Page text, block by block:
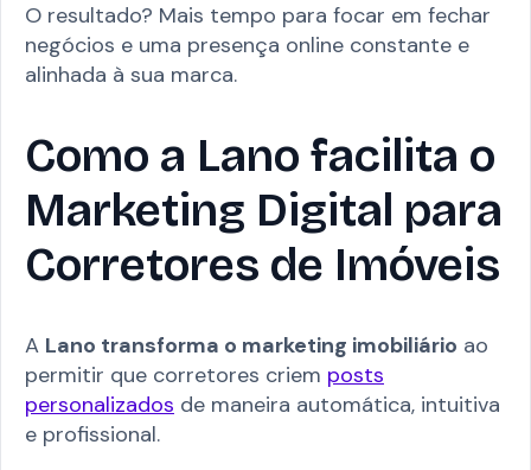
O resultado? Mais tempo para focar em fechar
negócios e uma presença online constante e
alinhada à sua marca.
Como a Lano facilita o
Marketing Digital para
Corretores de Imóveis
A Lano transforma o marketing imobiliário ao
permitir que corretores criem posts
personalizados de maneira automática, intuitiva
e profissional.